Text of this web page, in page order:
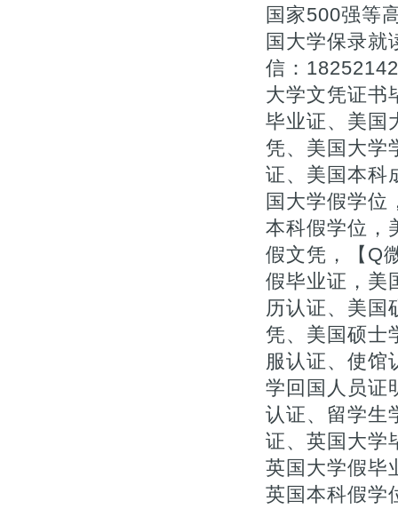
国家500强等
国大学保录就
信：
大学文凭证书
毕业证、美国
凭、美国大学
证、美国本科
国大学假学位
本科假学位，
假文凭，【Q
假毕业证，美
历认证、美国
凭、美国硕士
服认证、使馆
学回国人员证
认证、留学生
证、英国大学
英国大学假毕
英国本科假学